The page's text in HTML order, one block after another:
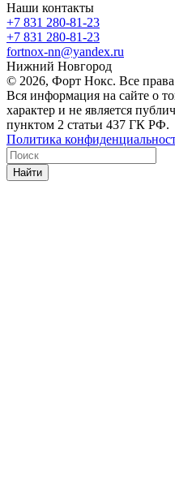
Наши контакты
+7 831 280-81-23
+7 831 280-81-23
fortnox-nn@yandex.ru
Нижний Новгород
© 2026, Форт Нокс. Все
Вся информация на сайте о
характер и не является
пунктом 2 статьи 437 ГК РФ.
Политика
Найти